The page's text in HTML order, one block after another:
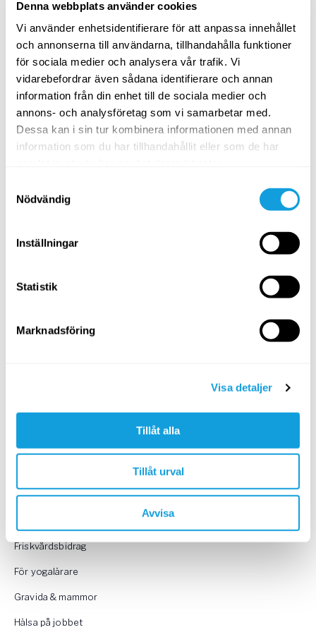
Denna webbplats använder cookies
Vi använder enhetsidentifierare för att anpassa innehållet
och annonserna till användarna, tillhandahålla funktioner
för sociala medier och analysera vår trafik. Vi
vidarebefordrar även sådana identifierare och annan
information från din enhet till de sociala medier och
annons- och analysföretag som vi samarbetar med.
Dessa kan i sin tur kombinera informationen med annan
information som du har tillhandahållit eller som de har
Nödvändig
Inställningar
Statistik
Marknadsföring
Visa detaljer
Tillåt alla
Tillåt urval
Avvisa
Yogobe
Vi skriver, kurerar, skapar och gör vårt yttersta för att
inspirera och guida våra läsare och medlemmar till
oss:info@yogobe.com
KATEGORIER
Andning
Barn & ungdomar
Friskvårdsbidrag
För yogalärare
Gravida & mammor
Hälsa på jobbet